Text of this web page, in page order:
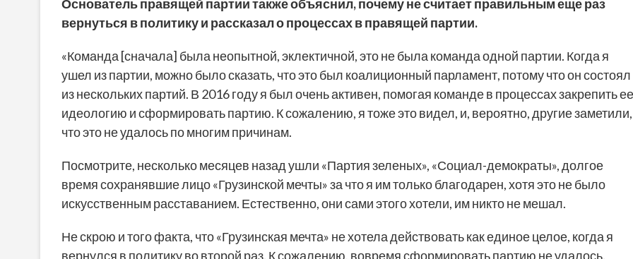
Основатель правящей партии также объяснил, почему не считает правильным еще раз
вернуться в политику и рассказал о процессах в правящей партии.
«Команда [сначала] была неопытной, эклектичной, это не была команда одной партии. Когда я
ушел из партии, можно было сказать, что это был коалиционный парламент, потому что он состоял
из нескольких партий. В 2016 году я был очень активен, помогая команде в процессах закрепить ее
идеологию и сформировать партию. К сожалению, я тоже это видел, и, вероятно, другие заметили,
что это не удалось по многим причинам.
Посмотрите, несколько месяцев назад ушли «Партия зеленых», «Социал-демократы», долгое
время сохранявшие лицо «Грузинской мечты» за что я им только благодарен, хотя это не было
искусственным расставанием. Естественно, они сами этого хотели, им никто не мешал.
Не скрою и того факта, что «Грузинская мечта» не хотела действовать как единое целое, когда я
вернулся в политику во второй раз. К сожалению, вовремя сформировать партию не удалось.